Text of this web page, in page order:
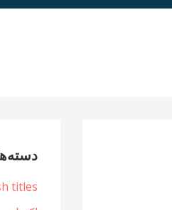
titles